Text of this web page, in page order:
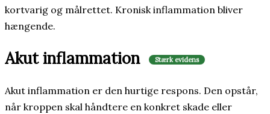
kortvarig og målrettet. Kronisk inflammation bliver
hængende.
Akut inflammation Stærk evidens
Akut inflammation er den hurtige respons. Den opstår,
når kroppen skal håndtere en konkret skade eller